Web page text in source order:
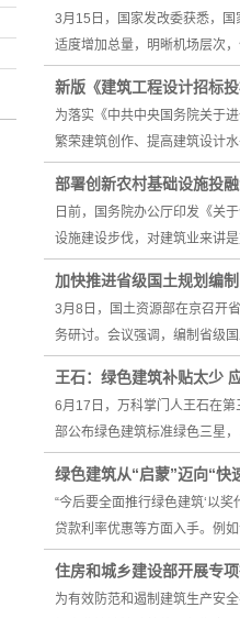
3月15日，国家发改委获悉，国
适度增加总量，明晰机场层次
新版《建筑工程设计招标
为落实《中共中央国务院关于
繁荣建筑创作、提高建筑设计
部署创新农村基础设施投
日前，国务院办公厅印发《关
设施建设步伐，对建筑业来讲
加快推进省级国土规划编制
3月8日，国土资源部在京召开
务研讨。会议强调，编制省级
王石：绿色建筑补贴太少
6月17日，万科掌门人王石在
部公布绿色建筑标准绿色三星
绿色建筑从“启蒙”迈向“快
“今后要全面推行绿色建筑‘以
贷款利率优惠等方面入手。例
住房和城乡建设部开展专
为有效防范和遏制建筑生产安